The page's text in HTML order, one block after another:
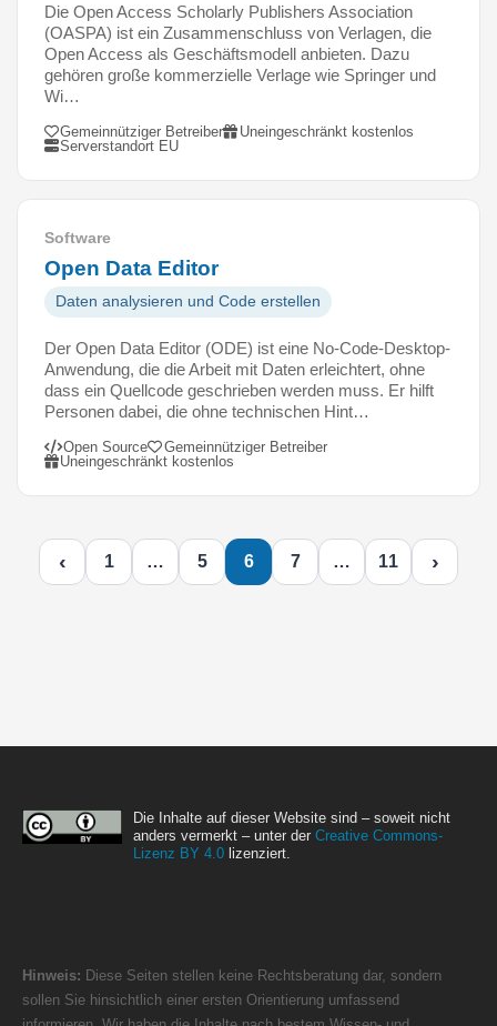
Die Open Access Scholarly Publishers Association
(OASPA) ist ein Zusammenschluss von Verlagen, die
Open Access als Geschäftsmodell anbieten. Dazu
gehören große kommerzielle Verlage wie Springer und
Wi…
Gemeinnütziger Betreiber
Uneingeschränkt kostenlos
Serverstandort EU
Software
Open Data Editor
Daten analysieren und Code erstellen
Der Open Data Editor (ODE) ist eine No-Code-Desktop-
Anwendung, die die Arbeit mit Daten erleichtert, ohne
dass ein Quellcode geschrieben werden muss. Er hilft
Personen dabei, die ohne technischen Hint…
Open Source
Gemeinnütziger Betreiber
Uneingeschränkt kostenlos
‹ 1 … 5 6 7 … 11 ›
Die Inhalte auf dieser Website sind – soweit nicht
anders vermerkt – unter der Creative Commons-
Lizenz BY 4.0 lizenziert.
Hinweis: Diese Seiten stellen keine Rechtsberatung dar, sondern
sollen Sie hinsichtlich einer ersten Orientierung umfassend